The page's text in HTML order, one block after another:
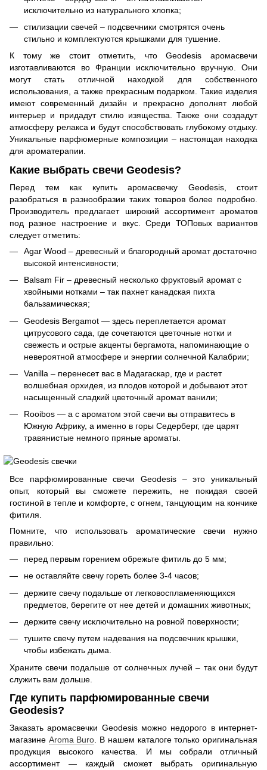
исключительно из натурального хлопка;
стилизации свечей – подсвечники смотрятся очень
стильно и комплектуются крышками для тушение.
К тому же стоит отметить, что Geodesis аромасвечи
изготавливаются во Франции исключительно вручную. Они
могут стать отличной находкой для собственного
использования, а также прекрасным подарком. Такие изделия
имеют современный дизайн и прекрасно дополнят любой
интерьер и придадут стилю изящества. Также они создадут
атмосферу релакса и будут способствовать глубокому отдыху.
Уникальные парфюмерные композиции – настоящая находка
для ароматерапии.
Какие выбрать свечи Geodesis?
Перед тем как купить аромасвечку Geodesis, стоит
разобраться в разнообразии таких товаров более подробно.
Производитель предлагает широкий ассортимент ароматов
под разное настроение и вкус. Среди ТОПовых вариантов
следует отметить:
Agar Wood – древесный и благородный аромат достаточно
высокой интенсивности;
Balsam Fir – древесный несколько фруктовый аромат с
хвойными нотками – так пахнет канадская пихта
бальзамическая;
Geodesis Bergamot — здесь переплетается аромат
цитрусового сада, где сочетаются цветочные нотки и
свежесть и острые акценты бергамота, напоминающие о
невероятной атмосфере и энергии солнечной Калабрии;
Vanilla – перенесет вас в Мадагаскар, где и растет
волшебная орхидея, из плодов которой и добывают этот
насыщенный сладкий цветочный аромат ванили;
Rooibos — а с ароматом этой свечи вы отправитесь в
Южную Африку, а именно в горы Седерберг, где царят
травянистые немного пряные ароматы.
Все парфюмированные свечи Geodesis – это уникальный
опыт, который вы сможете пережить, не покидая своей
гостиной в тепле и комфорте, с огнем, танцующим на кончике
фитиля.
Помните, что использовать ароматические свечи нужно
правильно:
перед первым горением обрежьте фитиль до 5 мм;
не оставляйте свечу гореть более 3-4 часов;
держите свечу подальше от легковоспламеняющихся
предметов, берегите от нее детей и домашних животных;
держите свечу исключительно на ровной поверхности;
тушите свечу путем надевания на подсвечник крышки,
чтобы избежать дыма.
Храните свечи подальше от солнечных лучей – так они будут
служить вам дольше.
Где купить парфюмированные свечи
Geodesis?
Заказать аромасвечки Geodesis можно недорого в интернет-
магазине Aroma Buro. В нашем каталоге только оригинальная
продукция высокого качества. И мы собрали отличный
ассортимент — каждый сможет выбрать оригинальную